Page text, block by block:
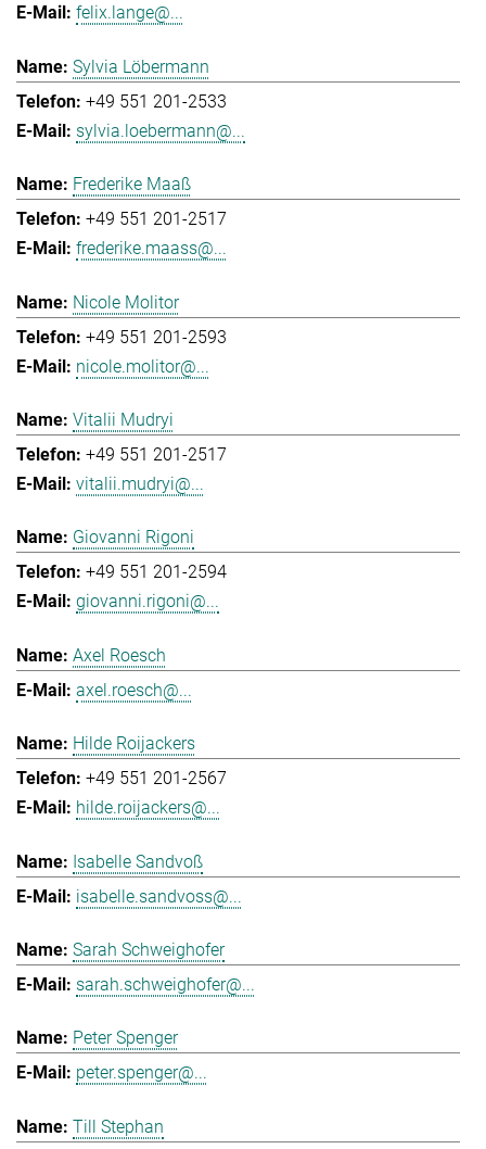
felix.lange@...
Sylvia Löbermann
+49 551 201-2533
sylvia.loebermann@...
Frederike Maaß
+49 551 201-2517
frederike.maass@...
Nicole Molitor
+49 551 201-2593
nicole.molitor@...
Vitalii Mudryi
+49 551 201-2517
vitalii.mudryi@...
Giovanni Rigoni
+49 551 201-2594
giovanni.rigoni@...
Axel Roesch
axel.roesch@...
Hilde Roijackers
+49 551 201-2567
hilde.roijackers@...
Isabelle Sandvoß
isabelle.sandvoss@...
Sarah Schweighofer
sarah.schweighofer@...
Peter Spenger
peter.spenger@...
Till Stephan